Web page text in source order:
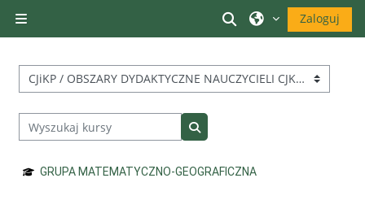
PrzełącznikZaloguj
Kategorie kursów
Wyszukaj kursy
Wyszukaj kursy
GRUPA MATEMATYCZNO-GEOGRAFICZNA